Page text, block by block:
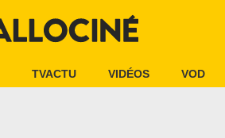
TVACTU VIDÉOS VOD